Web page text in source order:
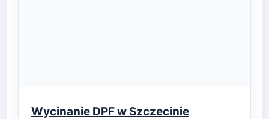
Wycinanie DPF w Szczecinie